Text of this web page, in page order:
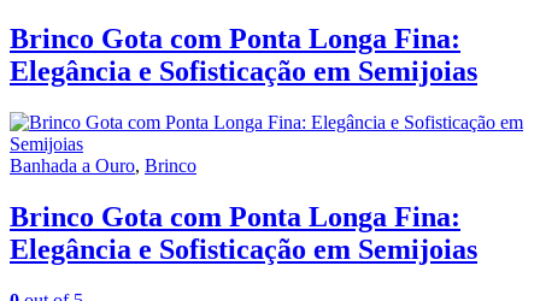
Brinco Gota com Ponta Longa Fina:
Elegância e Sofisticação em Semijoias
Banhada a Ouro, Brinco
Brinco Gota com Ponta Longa Fina:
Elegância e Sofisticação em Semijoias